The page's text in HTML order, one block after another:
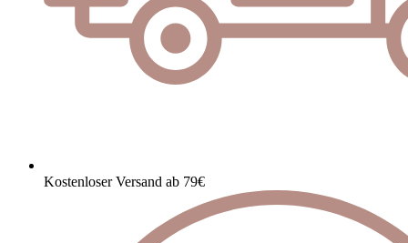
Kostenloser Versand ab 79€